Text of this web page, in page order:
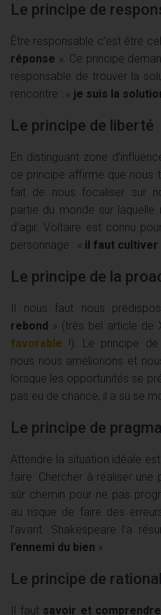
Le principe de
Être responsable c’est être
réponse ». Ce principe
responsable de trouver la
rencontre : « je suis la
Le principe de liberté
En distinguant zone
ce principe affirme que nous
fait de nous focaliser sur
partie du monde sur
d’agir. Voltaire est connu
personnage : « il faut cultiver
Le principe de la
Il nous faut nous
rebond » (très bel article de
favorable !). Le principe
nous nous améliorions et
lorsque les opportunités se
pas eu de chance, il a su se
Le principe de
Attendre la situation idéale
faire. Chercher à réaliser
sûr chemin pour ne pas
au risque de faire des
l’avant. Shakespeare l’a
l’ennemi du bien »
Le principe de
Il faut savoir et